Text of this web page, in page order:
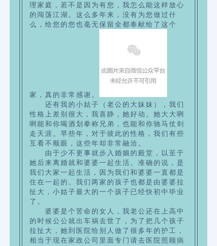
理家庭，若不是因为有您，我怎么能这样放心
的闯荡江湖。这么多年来，没有为您做过什
么，给您的您也毫无保留全都奉献给了这个
家，真的非常感谢。
还有我的小姑子（老公的大妹妹），我们
性格上差别很大，我喜静，她好动。她大大咧
咧能和你喝酒划拳称兄弟，也能和你驰马仗剑
走天涯。早些年，对于彼此的性格，我们有些
互看不顺眼，这些年却非常融洽。
由于少不更事就步入婚姻的殿堂，以至于
她后来离婚就和婆婆一起生活。准确的说，是
我们大家一起生活，因为我们和婆婆一直都是
住在一起的。我们两家的孩子也都是由婆婆拉
扯大，小姑子最大的一个孩子已经快初中毕业
了。
婆婆是个苦命的女人，我老公还在上高中
的时候公公就出车祸去世了，为了把几个孩子
拉扯大，她到医院给别人做了很多年的护工，
相当于现在家政公司里面专门请去医院照顾病